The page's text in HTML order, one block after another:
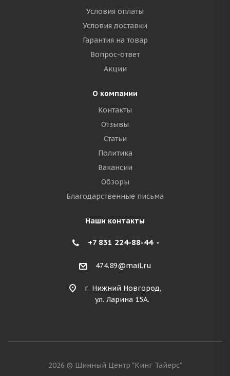
Условия оплаты
Условия доставки
Гарантия на товар
Вопрос-ответ
Акции
О компании
Контакты
Отзывы
Статьи
Политика
Вакансии
Обзоры
Благодарственные письма
Наши контакты
+7 831 224-88-44
474.89@mail.ru
г. Нижний Новгород,
ул. Ларина 15А.
2026 © Шинный Центр "Кинг Тайерс"